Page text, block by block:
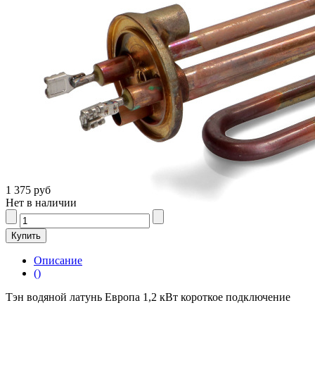
1 375 руб
Нет в наличии
Описание
()
Тэн водяной латунь Европа 1,2 кВт короткое подключение